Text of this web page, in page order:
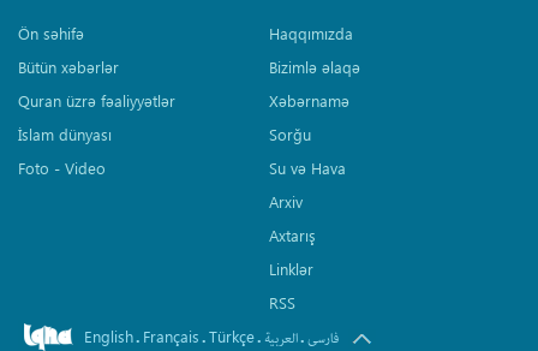
Ön səhifə
Bütün xəbərlər
Quran üzrə fəaliyyətlər
İslam dünyası
Foto - Video
Haqqımızda
Bizimlə əlaqə
Xəbərnamə
Sorğu
Su və Hava
Arxiv
Axtarış
Linklər
RSS
English. Français.Türkçe. العربیة.فارسی